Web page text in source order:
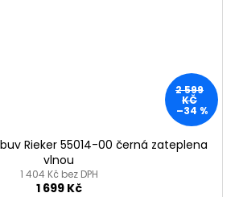
2 599
KČ
–34 %
Rieker 55014-00 černá zateplena
vlnou
1 404 Kč bez DPH
1 699 Kč